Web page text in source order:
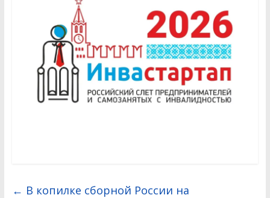
← В копилке сборной России на